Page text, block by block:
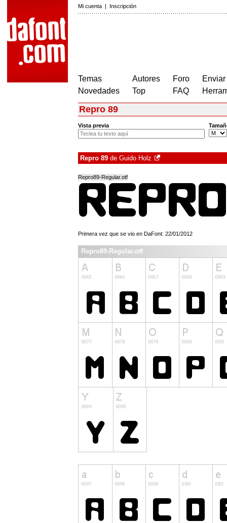
Mi cuenta | Inscripción
Temas
Novedades
Autores
Top
Foro
FAQ
Repro 89
Vista previa
Repro 89 de Guido Holz
Repro89-Regular.otf
Primera vez que se vio en DaFont: 22/01/2012
Repro89-Regular.otf